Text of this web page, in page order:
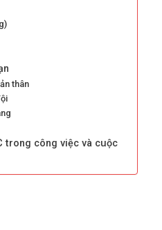
thân
trong công việc và cuộc